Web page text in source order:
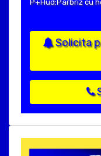
P+Hud:Parbriz cu
Solicita